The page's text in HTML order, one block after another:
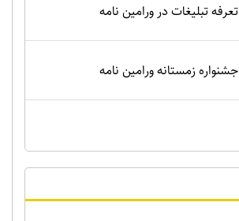
تعرفه تبلیغات در ورامین نامه
جشنواره زمستانه ورامین نامه